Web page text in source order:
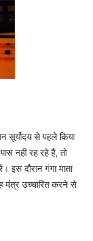
सूर्योदय से पहले किया
नहीं रह रहे हैं, तो
दौरान गंगा माता
मंत्र उच्चारित करने से